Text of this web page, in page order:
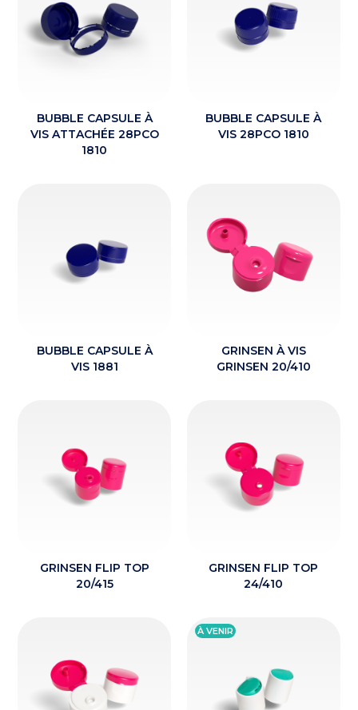
BUBBLE CAPSULE À
VIS ATTACHÉE 28PCO
1810
BUBBLE CAPSULE À
VIS 28PCO 1810
BUBBLE CAPSULE À
VIS 1881
ACTUALITÉS
GRINSEN À VIS
GRINSEN 20/410
GRINSEN FLIP TOP
20/415
GRINSEN FLIP TOP
24/410
À VENIR